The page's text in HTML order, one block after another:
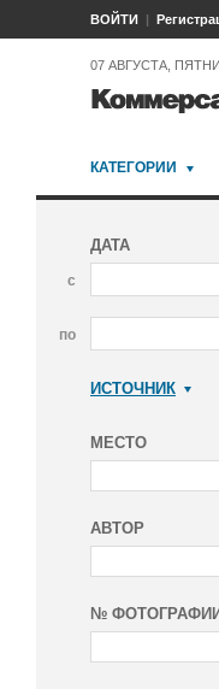
ВОЙТИ
07 АВГУСТА,
КАТЕГОРИИ
ДАТА
с
по
ИСТОЧНИК
МЕСТО
АВТОР
№ ФОТОГРАФИИ